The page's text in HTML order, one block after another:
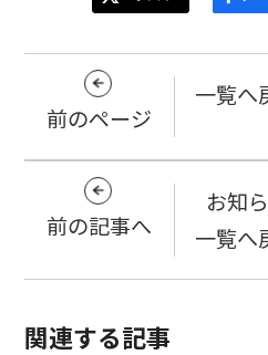
前のページ
一覧へ
前の記事へ
お知
一覧へ
関連する記事